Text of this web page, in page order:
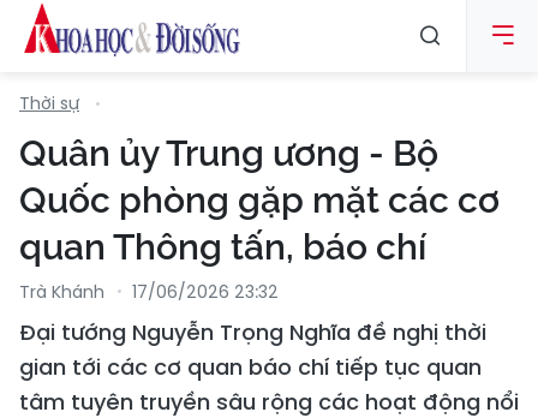
Thời sự
Quân ủy Trung ương - Bộ
Quốc phòng gặp mặt các cơ
quan Thông tấn, báo chí
Trà Khánh 17/06/2026 23:32
Đại tướng Nguyễn Trọng Nghĩa đề nghị thời
gian tới các cơ quan báo chí tiếp tục quan
tâm tuyên truyền sâu rộng các hoạt động nổi